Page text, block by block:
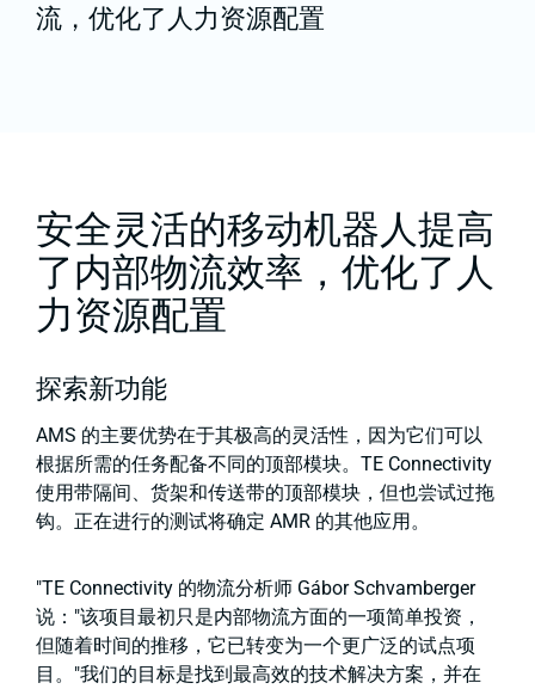
流，优化了人力资源配置
安全灵活的移动机器人提高
了内部物流效率，优化了人
力资源配置
探索新功能
AMS 的主要优势在于其极高的灵活性，因为它们可以
根据所需的任务配备不同的顶部模块。TE Connectivity
使用带隔间、货架和传送带的顶部模块，但也尝试过拖
钩。正在进行的测试将确定 AMR 的其他应用。
"TE Connectivity 的物流分析师 Gábor Schvamberger
说："该项目最初只是内部物流方面的一项简单投资，
但随着时间的推移，它已转变为一个更广泛的试点项
目。"我们的目标是找到最高效的技术解决方案，并在